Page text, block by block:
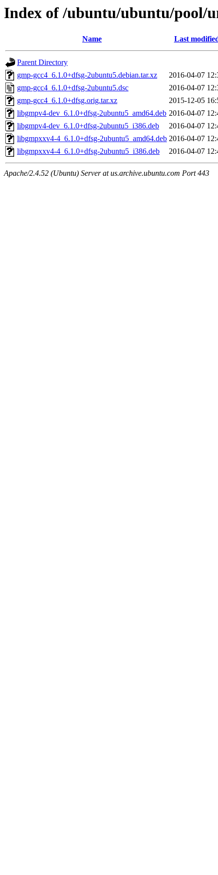
Index of /ubuntu/ubuntu/pool/
Name Last
Parent Directory
gmp-gcc4_6.1.0+dfsg-2ubuntu5.debian.tar.xz
2016-04-07
gmp-gcc4_6.1.0+dfsg-2ubuntu5.dsc
2016-04-07
gmp-gcc4_6.1.0+dfsg.orig.tar.xz
2015-12-05
libgmpv4-dev_6.1.0+dfsg-2ubuntu5_amd64.deb 2016-04-07
libgmpv4-dev_6.1.0+dfsg-2ubuntu5_i386.deb
2016-04-07
libgmpxxv4-4_6.1.0+dfsg-2ubuntu5_amd64.deb 2016-04-07
libgmpxxv4-4_6.1.0+dfsg-2ubuntu5_i386.deb
2016-04-07
Apache/2.4.52 (Ubuntu) Server at us.archive.ubuntu.com Port 443